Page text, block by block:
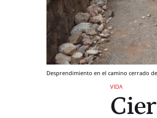
Desprendimiento en el camino cerrado
VIDA